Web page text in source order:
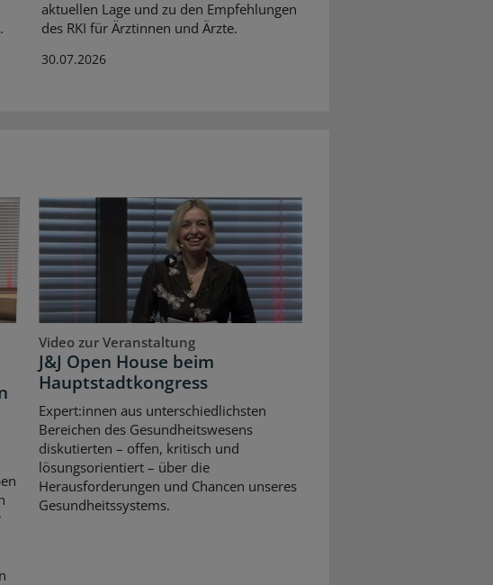
aktuellen Lage und zu den Empfehlungen
des RKI für Ärztinnen und Ärzte.
30.07.2026
Video zur Veranstaltung
J&J Open House beim
Hauptstadtkongress
Expert:innen aus unterschiedlichsten
Bereichen des Gesundheitswesens
diskutierten – offen, kritisch und
lösungsorientiert – über die
Herausforderungen und Chancen unseres
Gesundheitssystems.